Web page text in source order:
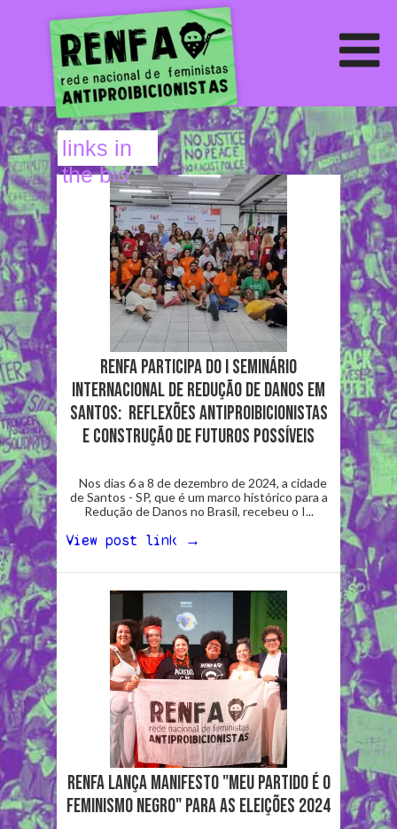
links in
the bio
RENFA participa do I Seminário
Internacional de Redução de Danos em
Santos: Reflexões antiproibicionistas
e construção de futuros possíveis
Nos dias 6 a 8 de dezembro de 2024, a cidade
de Santos - SP, que é um marco histórico para a
Redução de Danos no Brasil, recebeu o I...
View post link →
RENFA lança manifesto "meu partido é o
feminismo negro" para as eleições 2024